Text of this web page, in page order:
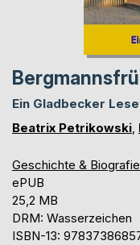
Ein Gladbecker
Beatrix Petrikowski,
Geschichte &
ePUB
25,2 MB
DRM: Wasserzeichen
ISBN-13: